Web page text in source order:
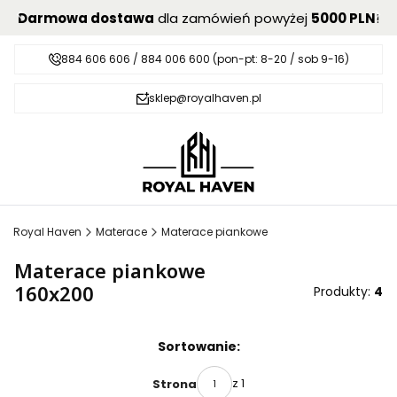
Darmowa dostawa dla zamówień powyżej 5000 PLN!
884 606 606 / 884 006 600 (pon-pt: 8-20 / sob 9-16)
sklep@royalhaven.pl
Royal Haven Materace Materace piankowe
Materace piankowe
160x200
Produkty: 4
Sortowanie:
Strona z 1